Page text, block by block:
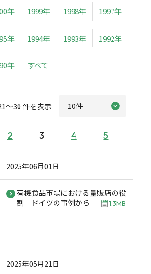
年 1999年 1998年 1997年
年 1994年 1993年 1992年
年 すべて
30 件を表示
2 3 4 5
2025年06月01日
有機食品市場における量販店の役
割―ドイツの事例から―
1.3MB
2025年05月21日